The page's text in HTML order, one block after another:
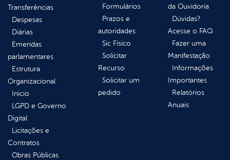
Transferências
Despesas
Diárias
Emendas
parlamentares
Estrutura
Organizacional
Inicio
LGPD e Governo
Digital
Licitações e
Contratos
Obras Públicas
Formulários
Prazos e
autoridades
Sic Físico
Solicitar
Recurso
Solicitar um
pedido
da Ouvidoria
Dúvidas?
Acesse o FAQ
Fazer uma
Manifestação
Informações
Importantes
Relatórios
Anuais